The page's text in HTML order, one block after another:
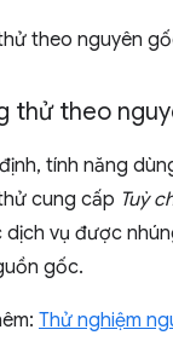
theo nguyên
thử theo
tính năng
cung cấp Tuỳ
dịch vụ được
gốc.
Thử nghiệm